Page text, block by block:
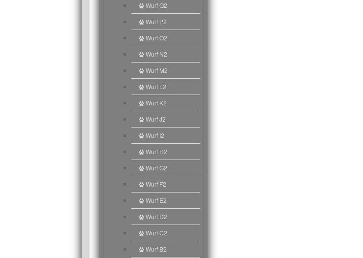
Wurf Q2
Wurf P2
Wurf O2
Wurf N2
Wurf M2
Wurf L2
Wurf K2
Wurf J2
Wurf I2
Wurf H2
Wurf G2
Wurf F2
Wurf E2
Wurf D2
Wurf C2
Wurf B2